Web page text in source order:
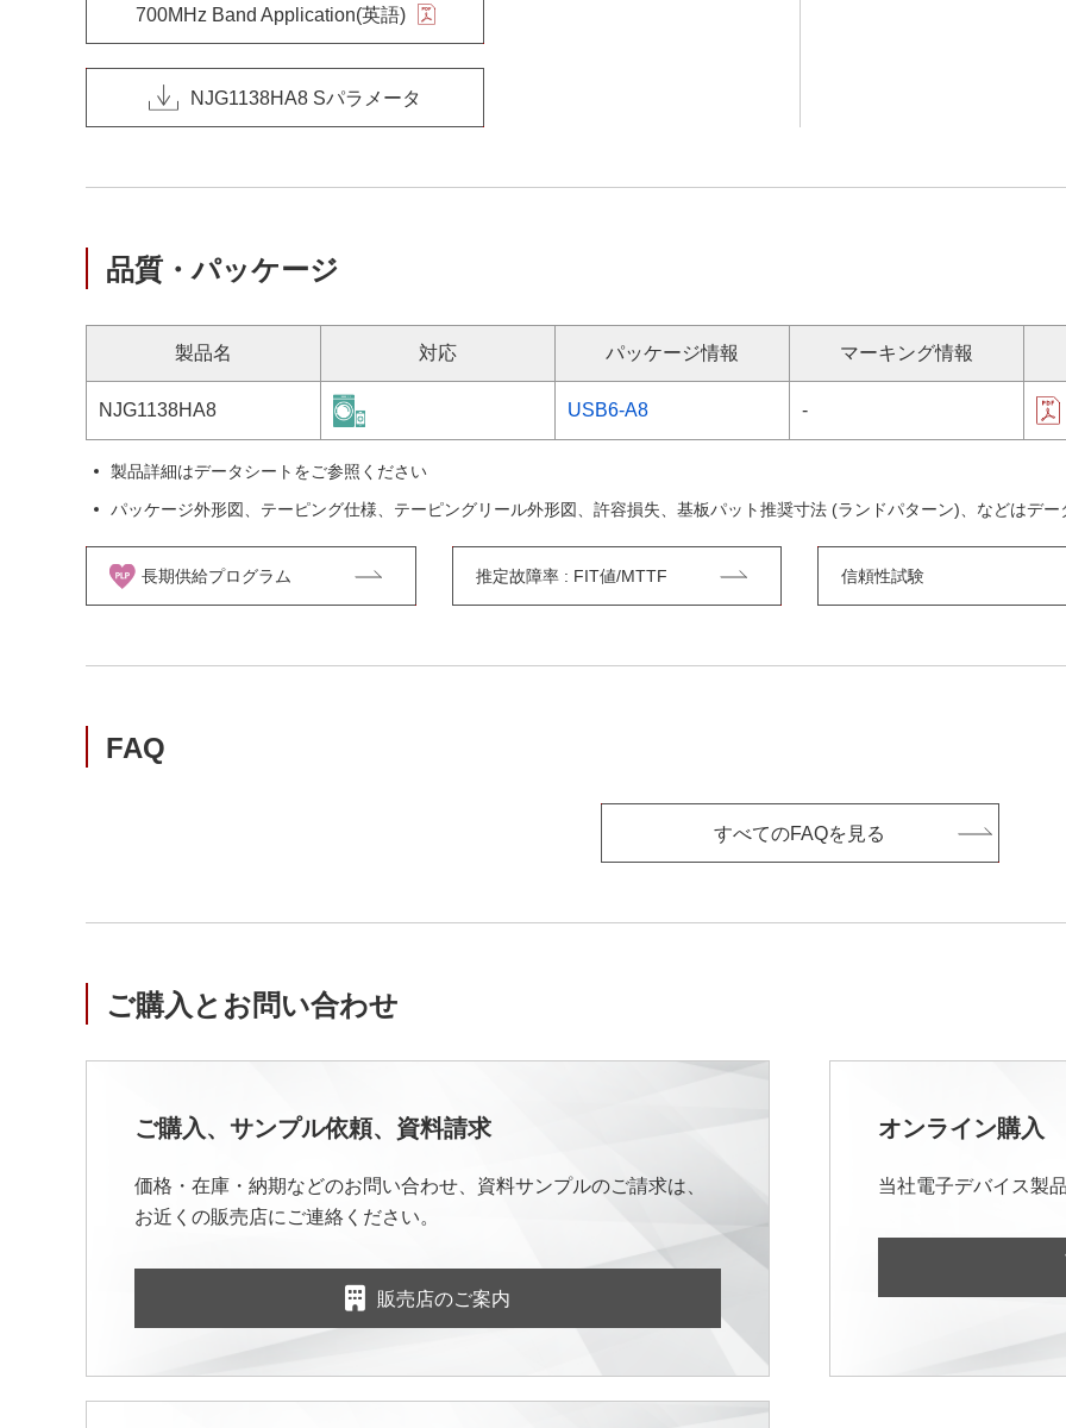
700MHz Band Application(英語)
NJG1138HA8 Sパラメータ
品質・パッケージ
製品名 対応 パッケージ情報 マーキング情報
NJG1138HA8 USB6-A8 -
製品詳細はデータシートをご参照ください
パッケージ外形図、テーピング仕様、テーピングリール外形図、許容損失、基板パット推奨寸法 (ランドパターン)、などはデ
長期供給プログラム 推定故障率 : FIT値/MTTF 信頼性試験
FAQ
すべてのFAQを見る
ご購入とお問い合わせ
ご購入、サンプル依頼、資料請求
価格・在庫・納期などのお問い合わせ、資料サンプルのご請求は、
お近くの販売店にご連絡ください。
販売店のご案内
オンライン購入
当社電子デバイス製